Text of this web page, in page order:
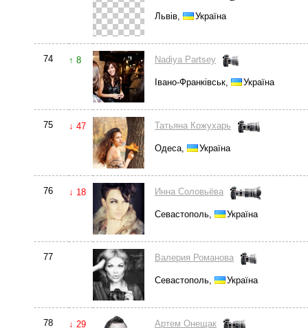
Львів, Україна
74 ↑ 8 Nadiya Partsey
Івано-Франківськ, Україна
75 ↓ 47 Татьяна Кожухарь
Одеса, Україна
76 ↓ 18 Инна Соловьёва
Севастополь, Україна
77 Валерия Романова
Севастополь, Україна
78 ↓ 29 Артем Онещак